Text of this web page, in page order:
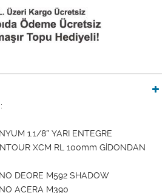
1.1/8″ YARI ENTEGRE
XCM RL 100mm GİDONDAN
DEORE M592 SHADOW
ACERA M390